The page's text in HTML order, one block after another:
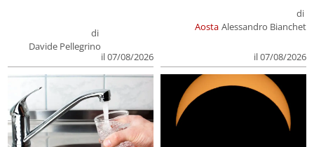
di
Davide Pellegrino
il 07/08/2026
Aosta
di
Alessandro Bianchet
il 07/08/2026